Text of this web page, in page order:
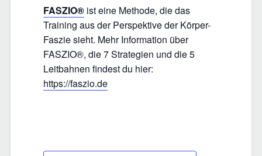
FASZIO® ist eine Methode, die das
Training aus der Perspektive der Körper-
Faszie sieht. Mehr Information über
FASZIO®, die 7 Strategien und die 5
Leitbahnen findest du hier:
https://faszio.de